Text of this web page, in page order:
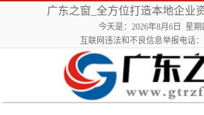
广东之窗_全方位打造本地企业
今天是：2026年8月6日 星期
互联网违法和不良信息举报电话：